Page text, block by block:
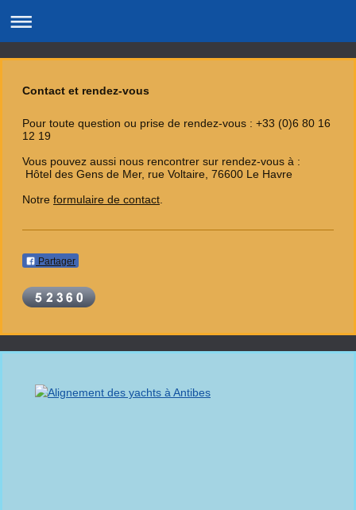
Contact et rendez-vous
Pour toute question ou prise de rendez-vous : +33 (0)6 80 16
12 19
Vous pouvez aussi nous rencontrer sur rendez-vous à :
Hôtel des Gens de Mer, rue Voltaire, 76600 Le Havre
Notre formulaire de contact
Partager